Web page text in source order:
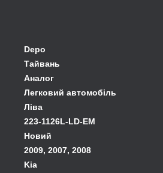
Depo
Тайвань
Аналог
Легковий автомобіль
Ліва
223-1126L-LD-EM
Новий
2009, 2007, 2008
Kia